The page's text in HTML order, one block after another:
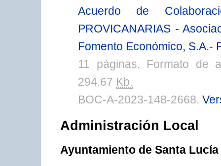
Acuerdo de
PROVICANARIAS -
Fomento Económico, S.A.-
11 páginas. Formato de
294.67 Kb.
BOC-A-2023-148-2668.
Administración Local
Ayuntamiento de Santa